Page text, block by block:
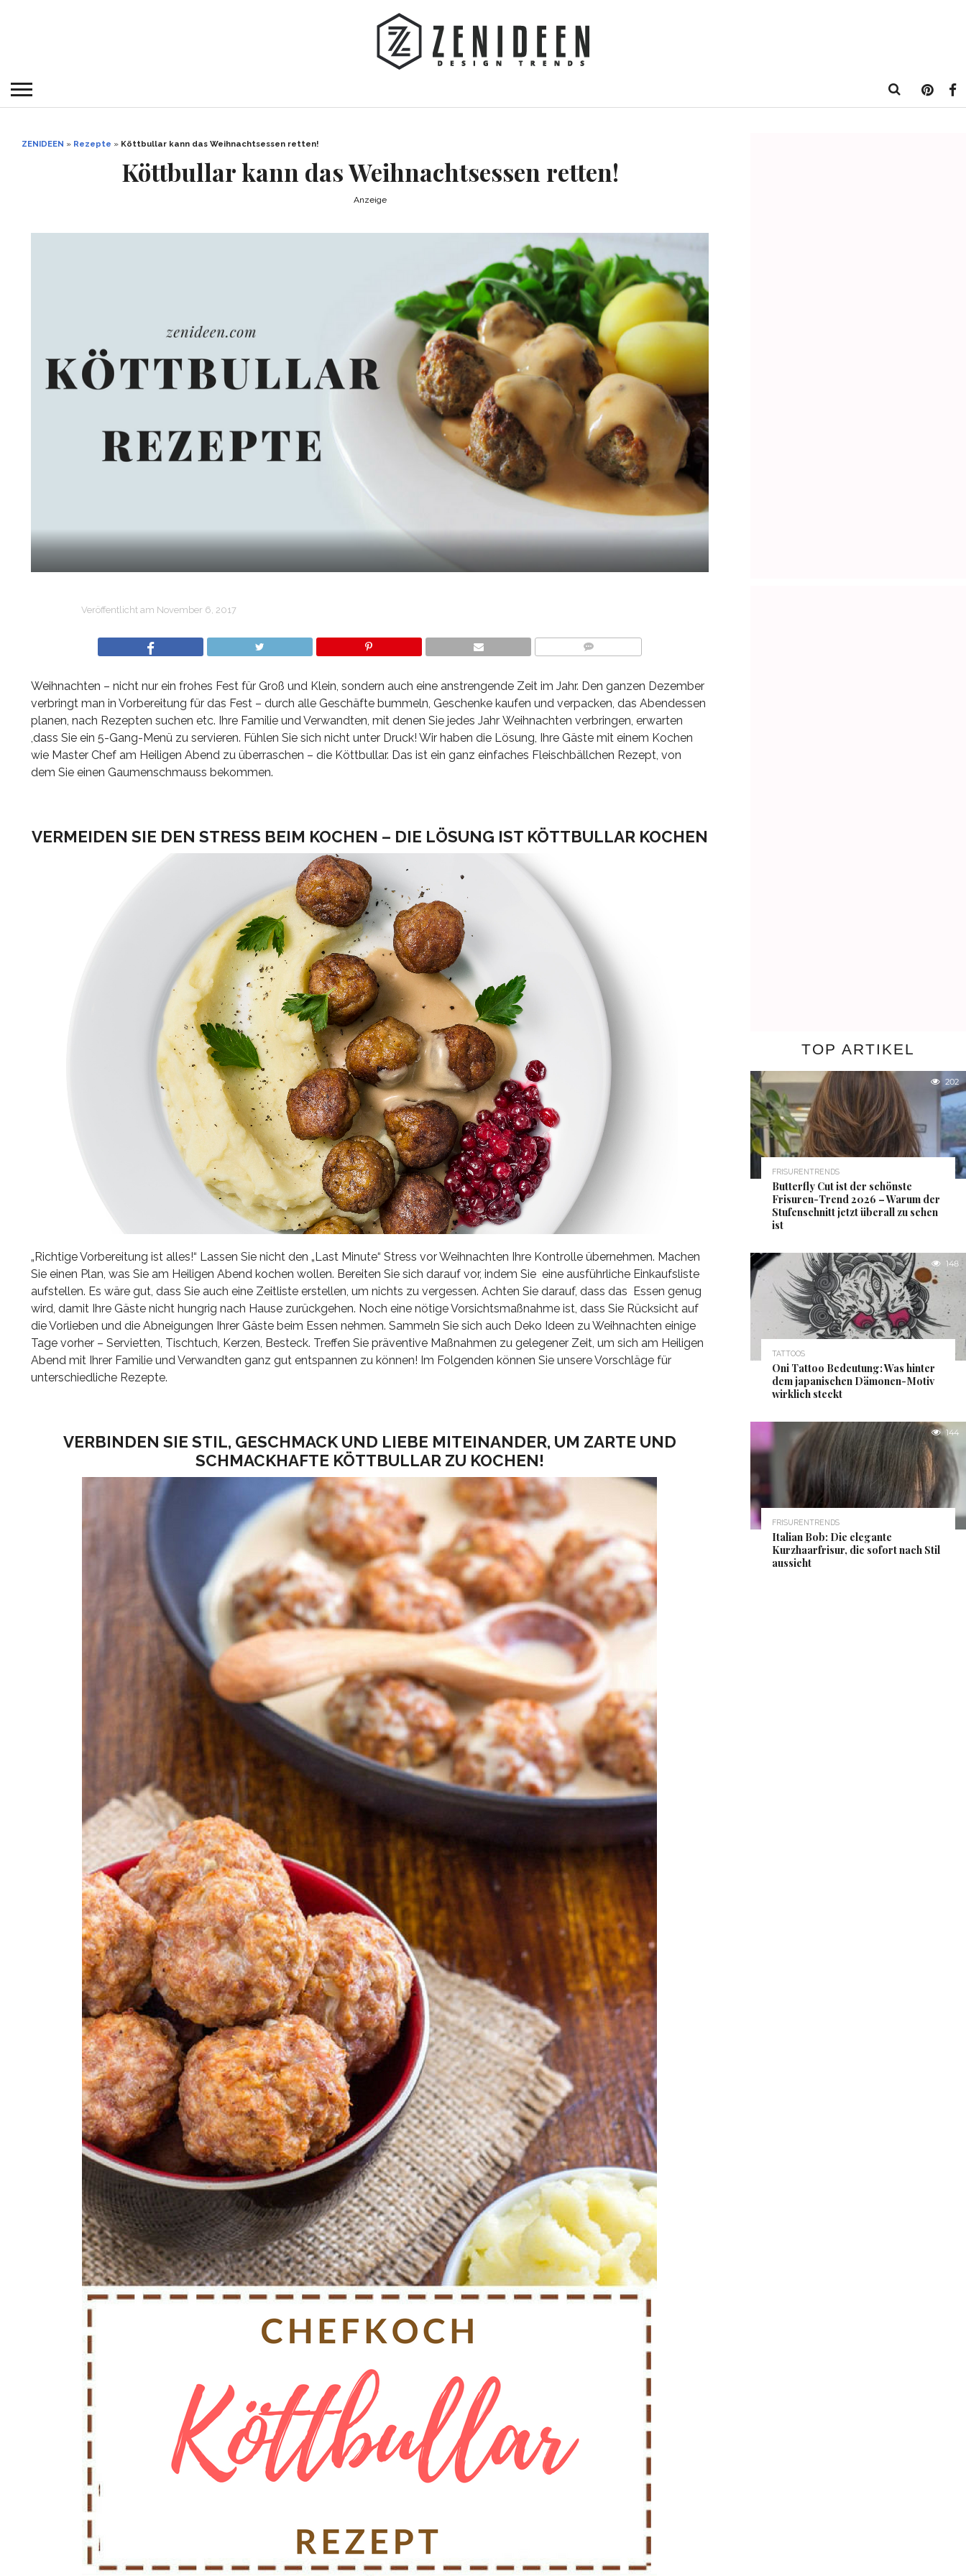
ZENIDEEN » Rezepte » Köttbullar kann das Weihnachtsessen retten!
Köttbullar kann das Weihnachtsessen retten!
Anzeige
Veröffentlicht am November 6, 2017
Weihnachten – nicht nur ein frohes Fest für Groß und Klein, sondern auch eine anstrengende Zeit im Jahr. Den ganzen Dezember
verbringt man in Vorbereitung für das Fest – durch alle Geschäfte bummeln, Geschenke kaufen und verpacken, das Abendessen
planen, nach Rezepten suchen etc. Ihre Familie und Verwandten, mit denen Sie jedes Jahr Weihnachten verbringen, erwarten
,dass Sie ein 5-Gang-Menü zu servieren. Fühlen Sie sich nicht unter Druck! Wir haben die Lösung, Ihre Gäste mit einem Kochen
wie Master Chef am Heiligen Abend zu überraschen – die Köttbullar. Das ist ein ganz einfaches Fleischbällchen Rezept, von
dem Sie einen Gaumenschmauss bekommen.
VERMEIDEN SIE DEN STRESS BEIM KOCHEN – DIE LÖSUNG IST KÖTTBULLAR KOCHEN
„Richtige Vorbereitung ist alles!“ Lassen Sie nicht den „Last Minute“ Stress vor Weihnachten Ihre Kontrolle übernehmen. Machen
Sie einen Plan, was Sie am Heiligen Abend kochen wollen. Bereiten Sie sich darauf vor, indem Sie eine ausführliche Einkaufsliste
aufstellen. Es wäre gut, dass Sie auch eine Zeitliste erstellen, um nichts zu vergessen. Achten Sie darauf, dass das Essen genug
wird, damit Ihre Gäste nicht hungrig nach Hause zurückgehen. Noch eine nötige Vorsichtsmaßnahme ist, dass Sie Rücksicht auf
die Vorlieben und die Abneigungen Ihrer Gäste beim Essen nehmen. Sammeln Sie sich auch Deko Ideen zu Weihnachten einige
Tage vorher – Servietten, Tischtuch, Kerzen, Besteck. Treffen Sie präventive Maßnahmen zu gelegener Zeit, um sich am Heiligen
Abend mit Ihrer Familie und Verwandten ganz gut entspannen zu können! Im Folgenden können Sie unsere Vorschläge für
unterschiedliche Rezepte.
VERBINDEN SIE STIL, GESCHMACK UND LIEBE MITEINANDER, UM ZARTE UND
SCHMACKHAFTE KÖTTBULLAR ZU KOCHEN!
TOP ARTIKEL
202
FRISURENTRENDS
Butterfly Cut ist der schönste
Frisuren-Trend 2026 – Warum der
Stufenschnitt jetzt überall zu sehen
ist
148
TATTOOS
Oni Tattoo Bedeutung: Was hinter
dem japanischen Dämonen-Motiv
wirklich steckt
144
FRISURENTRENDS
Italian Bob: Die elegante
Kurzhaarfrisur, die sofort nach Stil
aussieht